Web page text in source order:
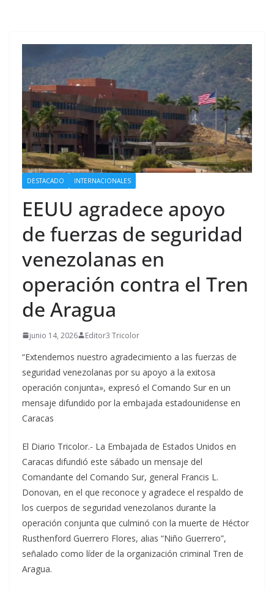
DESTACADO INTERNACIONALES
EEUU agradece apoyo
de fuerzas de seguridad
venezolanas en
operación contra el Tren
de Aragua
junio 14, 2026 Editor3 Tricolor
“Extendemos nuestro agradecimiento a las fuerzas de
seguridad venezolanas por su apoyo a la exitosa
operación conjunta», expresó el Comando Sur en un
mensaje difundido por la embajada estadounidense en
Caracas
El Diario Tricolor.- La Embajada de Estados Unidos en
Caracas difundió este sábado un mensaje del
Comandante del Comando Sur, general Francis L.
Donovan, en el que reconoce y agradece el respaldo de
los cuerpos de seguridad venezolanos durante la
operación conjunta que culminó con la muerte de Héctor
Rusthenford Guerrero Flores, alias “Niño Guerrero”,
señalado como líder de la organización criminal Tren de
Aragua.